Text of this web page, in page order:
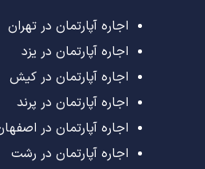
اجاره آپارتمان در تهران
اجاره آپارتمان در یزد
اجاره آپارتمان در کیش
اجاره آپارتمان در پرند
اجاره آپارتمان در
اجاره آپارتمان در رشت